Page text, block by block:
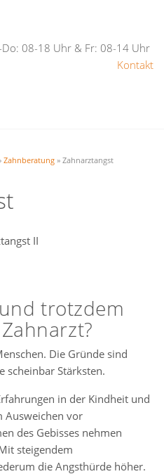
Do: 08-18 Uhr & Fr: 08-14 Uhr
Kontakt
Zahnberatung» Zahnarztangst
trotzdem
Die Gründe sind
scheinbar Stärksten.
in der Kindheit und
Ausweichen vor
des Gebisses nehmen
steigendem
die Angsthürde höher.